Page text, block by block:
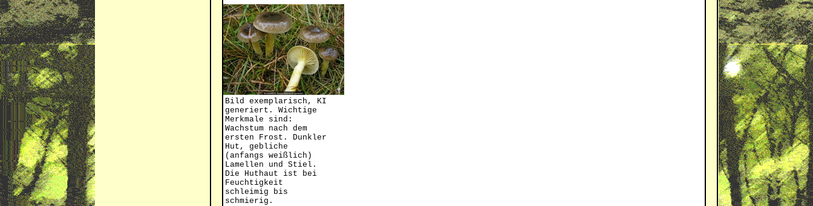
Bild exemplarisch, KI
generiert. Wichtige
Merkmale sind:
Wachstum nach dem
ersten Frost. Dunkler
Hut, gebliche
(anfangs weißlich)
Lamellen und Stiel.
Die Huthaut ist bei
Feuchtigkeit
schleimig bis
schmierig.